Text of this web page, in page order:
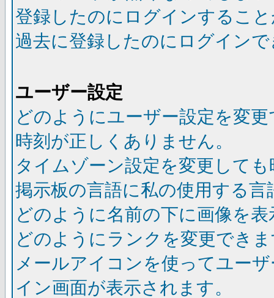
登録したのにログインするこ
過去に登録したのにログイン
ユーザー設定
どのようにユーザー設定を変
時刻が正しくありません。
タイムゾーン設定を変更して
掲示板の言語に私の使用する
どのように名前の下に画像を
どのようにランクを変更でき
メールアイコンを使ってユー
イン画面が表示されます。